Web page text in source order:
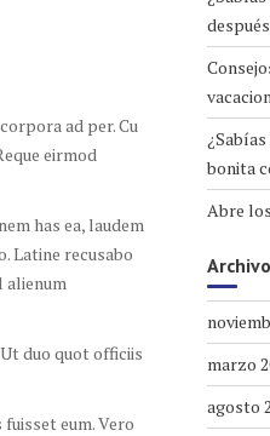
ad per. Cu
eirmod
has ea, laudem
Latine recusabo
alienum
duo quot officiis
eum. Vero
bonita
Abre
marzo
agosto